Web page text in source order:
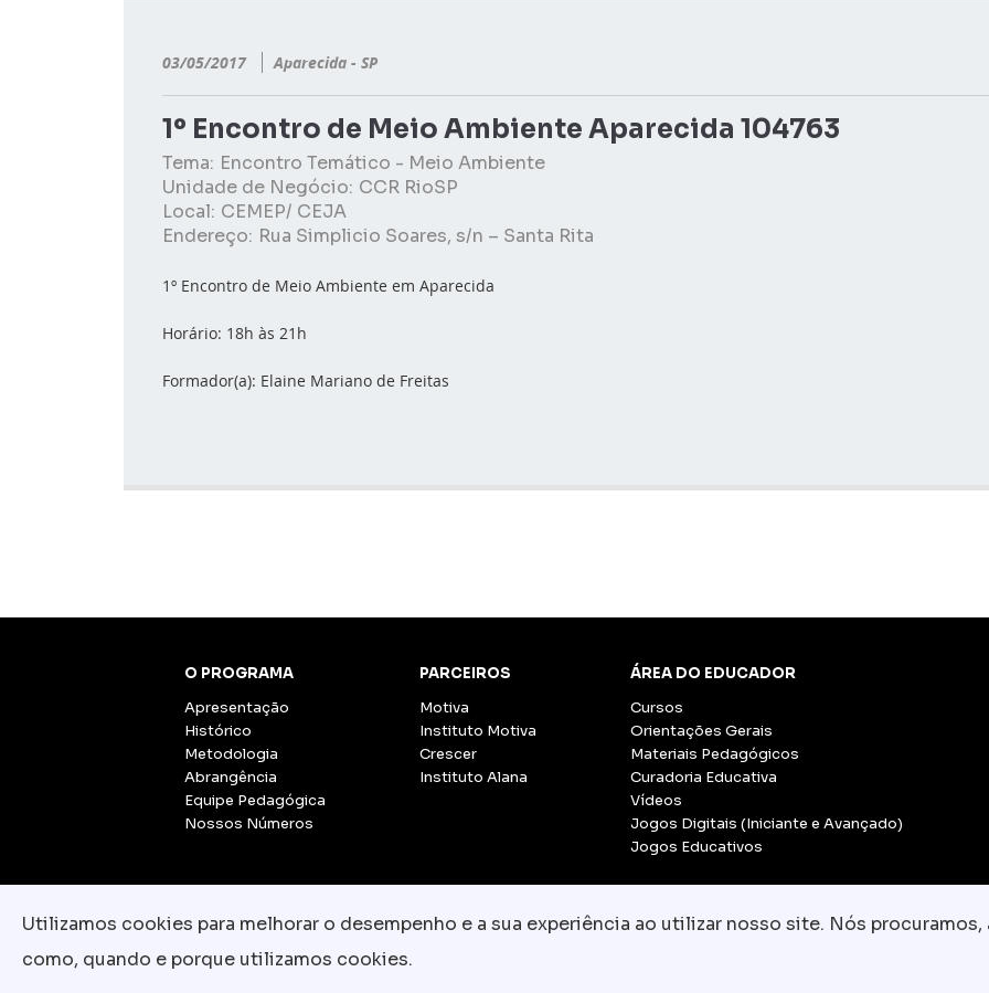
03/05/2017 Aparecida - SP
1º Encontro de Meio Ambiente Aparecida 104763
Tema: Encontro Temático - Meio Ambiente
Unidade de Negócio: CCR RioSP
Local: CEMEP/ CEJA
Endereço: Rua Simplicio Soares, s/n – Santa Rita
1º Encontro de Meio Ambiente em Aparecida
Horário: 18h às 21h
Formador(a): Elaine Mariano de Freitas
O PROGRAMA
Apresentação
Histórico
Metodologia
Abrangência
Equipe Pedagógica
Nossos Números
PARCEIROS
Motiva
Instituto Motiva
Crescer
Instituto Alana
ÁREA DO EDUCADOR
Cursos
Orientações Gerais
Materiais Pedagógicos
Curadoria Educativa
Vídeos
Jogos Digitais (Iniciante e Avançado)
Jogos Educativos
Utilizamos cookies para melhorar o desempenho e a sua experiência ao utilizar nosso site. Nós
como, quando e porque utilizamos cookies.